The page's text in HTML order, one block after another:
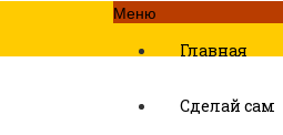
Меню
Главная
Сделай сам